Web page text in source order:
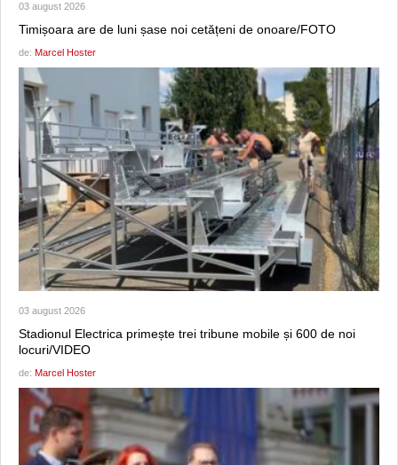
03 august 2026
Timișoara are de luni șase noi cetățeni de onoare/FOTO
de: Marcel Hoster
03 august 2026
Stadionul Electrica primește trei tribune mobile și 600 de noi
locuri/VIDEO
de: Marcel Hoster